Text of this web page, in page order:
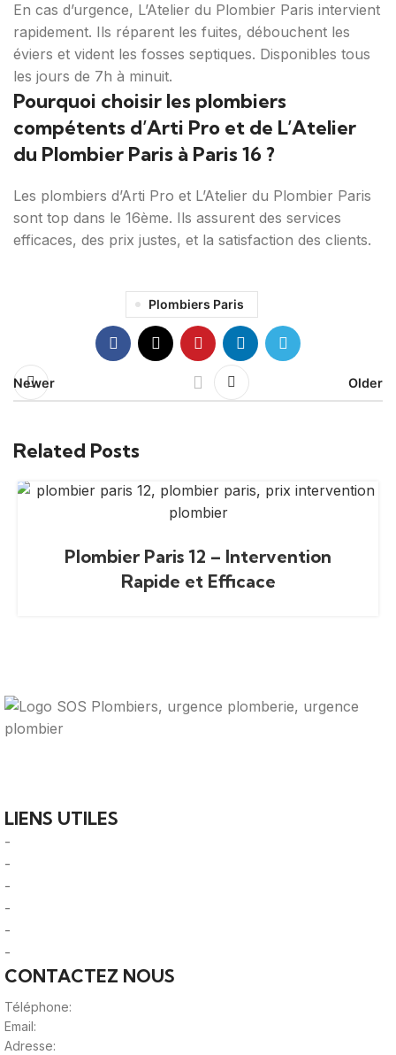
En cas d’urgence, L’Atelier du Plombier Paris intervient
rapidement. Ils réparent les fuites, débouchent les
éviers et vident les fosses septiques. Disponibles tous
les jours de 7h à minuit.
Pourquoi choisir les plombiers
compétents d’Arti Pro et de L’Atelier
du Plombier Paris à Paris 16 ?
Les plombiers d’Arti Pro et L’Atelier du Plombier Paris
sont top dans le 16ème. Ils assurent des services
efficaces, des prix justes, et la satisfaction des clients.
Plombiers Paris
Newer Older
Related Posts
Plombier Paris 12 – Intervention
Rapide et Efficace
LIENS UTILES
-
-
-
-
-
-
CONTACTEZ NOUS
Téléphone:
Email:
Adresse: